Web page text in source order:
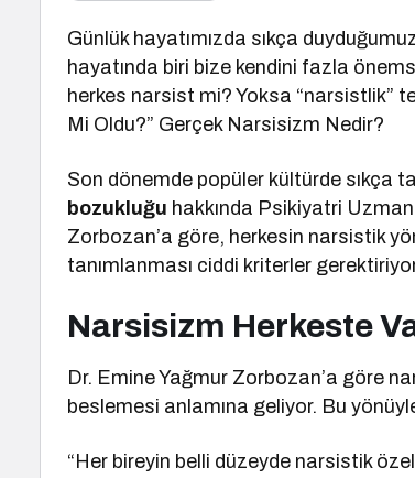
Günlük hayatımızda sıkça
hayatında biri bize kendini fazla
herkes narsist mi? Yoksa “narsistlik”
Mi Oldu?” Gerçek Narsisizm Nedir?
Son dönemde popüler kültürde sıkça
bozukluğu hakkında Psikiyatri
Zorbozan’a göre, herkesin narsistik
tanımlanması ciddi kriterler
Narsisizm Herkeste
Dr. Emine Yağmur Zorbozan’a göre
beslemesi anlamına geliyor. Bu
“Her bireyin belli düzeyde narsistik